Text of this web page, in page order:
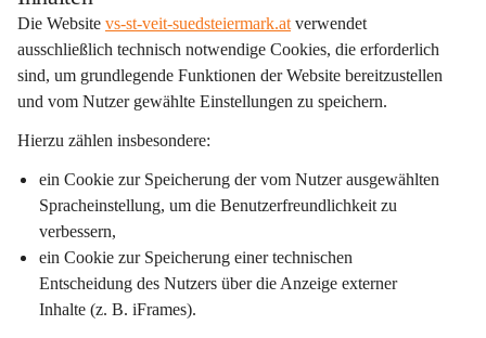
Die Website vs-st-veit-suedsteiermark.at verwendet
ausschließlich technisch notwendige Cookies, die erforderlich
sind, um grundlegende Funktionen der Website bereitzustellen
und vom Nutzer gewählte Einstellungen zu speichern.
Hierzu zählen insbesondere:
ein Cookie zur Speicherung der vom Nutzer ausgewählten
Spracheinstellung, um die Benutzerfreundlichkeit zu
verbessern,
ein Cookie zur Speicherung einer technischen
Entscheidung des Nutzers über die Anzeige externer
Inhalte (z. B. iFrames).